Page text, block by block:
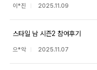
이*진 2025.11.09
스타일 남 시즌2 참여후기
으*악 2025.11.07